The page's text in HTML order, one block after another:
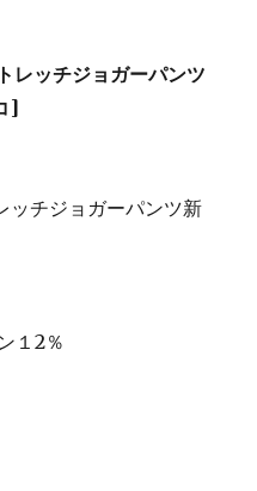
レッチジョガーパンツ
]
ッチジョガーパンツ新
１2％